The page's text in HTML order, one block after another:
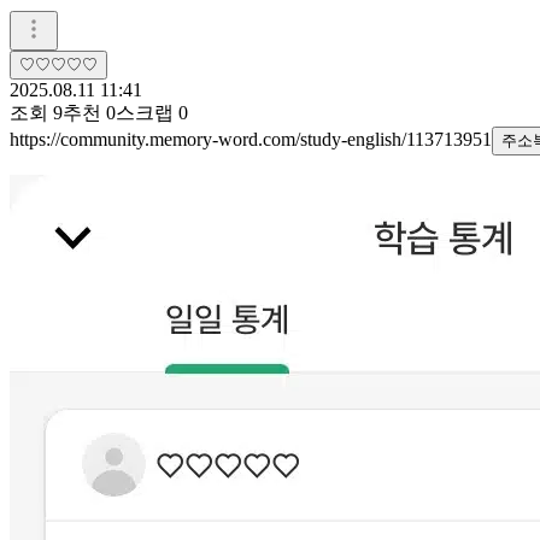
♡♡♡♡♡
2025.08.11 11:41
조회 9추천 0스크랩 0
https://community.memory-word.com/study-english/113713951
주소